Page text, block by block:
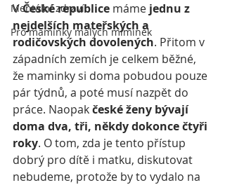
Mentální zdraví
Pro maminky malých miminek
V České republice máme jednu z
nejdelších mateřských a
rodičovských dovolených. Přitom v
západních zemích je celkem běžné,
že maminky si doma pobudou pouze
pár týdnů, a poté musí nazpět do
práce. Naopak české ženy bývají
doma dva, tři, někdy dokonce čtyři
roky. O tom, zda je tento přístup
dobrý pro dítě i matku, diskutovat
nebudeme, protože by to vydalo na